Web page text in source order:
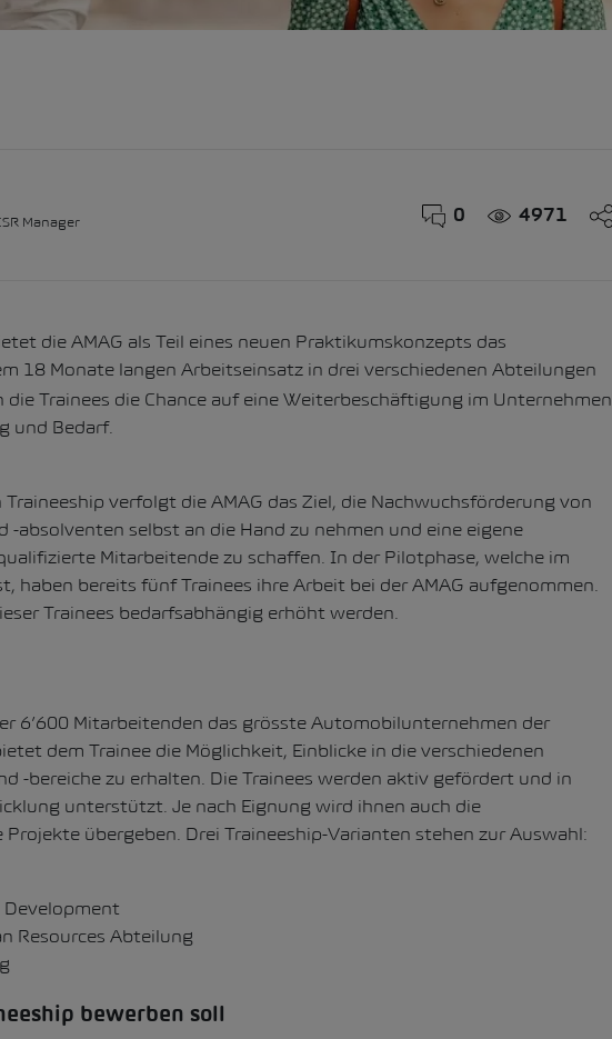
Manager 0 4971
die AMAG als Teil eines neuen Praktikumskonzepts das
18 Monate langen Arbeitseinsatz in drei verschiedenen Abteilungen
die Trainees die Chance auf eine Weiterbeschäftigung im Unternehmen
und Bedarf.
verfolgt die AMAG das Ziel, die Nachwuchsförderung von
-absolventen selbst an die Hand zu nehmen und eine eigene
Mitarbeitende zu schaffen. In der Pilotphase, welche im
haben bereits fünf Trainees ihre Arbeit bei der AMAG aufgenommen.
Trainees bedarfsabhängig erhöht werden.
6’600 Mitarbeitenden das grösste Automobilunternehmen der
dem Trainee die Möglichkeit, Einblicke in die verschiedenen
-bereiche zu erhalten. Die Trainees werden aktiv gefördert und in
unterstützt. Je nach Eignung wird ihnen auch die
übergeben. Drei Traineeship-Varianten stehen zur Auswahl:
Development
Resources Abteilung
bewerben soll